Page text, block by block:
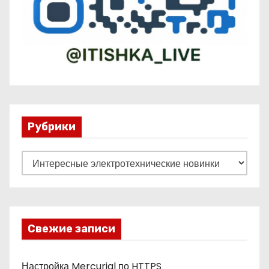
с
е
й
Рубрики
у
к
и
Свежие записи
Настройка Mercurial по HTTPS